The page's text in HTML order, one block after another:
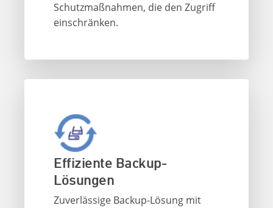
Schutzmaßnahmen, die den Zugriff
einschränken.
Effiziente Backup-
Lösungen
Zuverlässige Backup-Lösung mit